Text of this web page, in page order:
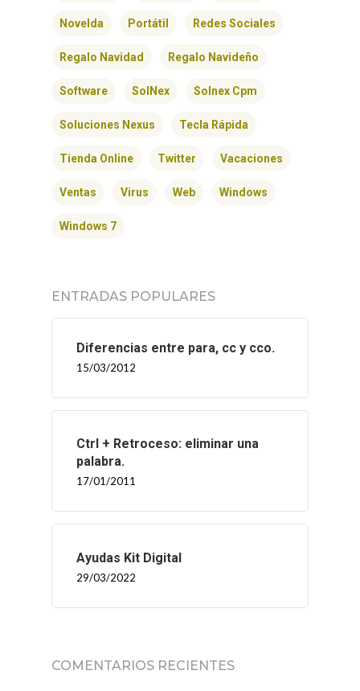
Novelda Portátil Redes Sociales
Regalo Navidad Regalo Navideño
Software SolNex Solnex Cpm
Soluciones Nexus Tecla Rápida
Tienda Online Twitter Vacaciones
Ventas Virus Web Windows
Windows 7
ENTRADAS POPULARES
Diferencias entre para, cc y cco.
15/03/2012
Ctrl + Retroceso: eliminar una
palabra.
17/01/2011
Ayudas Kit Digital
29/03/2022
COMENTARIOS RECIENTES
SOLNEX
CONTACTO